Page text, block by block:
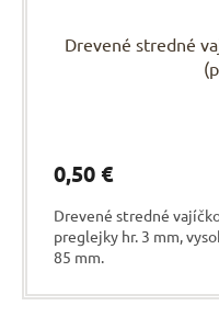
Drevené stredné
0,50 €
Drevené stredné
preglejky hr. 3 mm,
85 mm.